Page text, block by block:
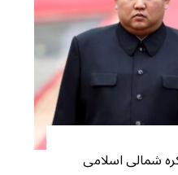
شمالی اسلامی